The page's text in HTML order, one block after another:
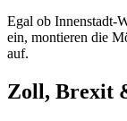
Egal ob Innenstadt-
ein, montieren die
auf.
Zoll, Brexit